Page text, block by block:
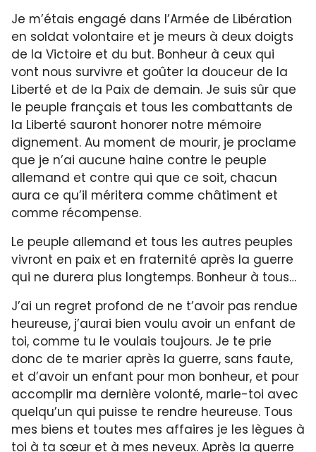
Je m’étais engagé dans l’Armée de Libération
en soldat volontaire et je meurs à deux doigts
de la Victoire et du but. Bonheur à ceux qui
vont nous survivre et goûter la douceur de la
Liberté et de la Paix de demain. Je suis sûr que
le peuple français et tous les combattants de
la Liberté sauront honorer notre mémoire
dignement. Au moment de mourir, je proclame
que je n’ai aucune haine contre le peuple
allemand et contre qui que ce soit, chacun
aura ce qu’il méritera comme châtiment et
comme récompense.
Le peuple allemand et tous les autres peuples
vivront en paix et en fraternité après la guerre
qui ne durera plus longtemps. Bonheur à tous…
J’ai un regret profond de ne t’avoir pas rendue
heureuse, j’aurai bien voulu avoir un enfant de
toi, comme tu le voulais toujours. Je te prie
donc de te marier après la guerre, sans faute,
et d’avoir un enfant pour mon bonheur, et pour
accomplir ma dernière volonté, marie-toi avec
quelqu’un qui puisse te rendre heureuse. Tous
mes biens et toutes mes affaires je les lègues à
toi à ta sœur et à mes neveux. Après la guerre